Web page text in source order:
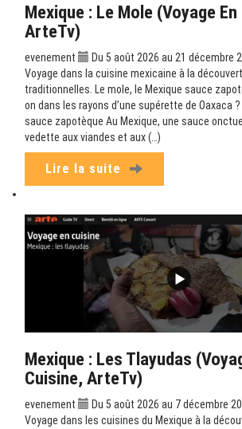
Mexique : Le Mole (Voyage
ArteTv)
evenement
Du 5 août 2026 au 21 décembre
Voyage dans la cuisine mexicaine à la
traditionnelles. Le mole, le Mexique sauce
on dans les rayons d’une supérette de Oaxaca
sauce zapotèque Au Mexique, une sauce
vedette aux viandes et aux (…)
Lire la suite
Mexique : Les Tlayudas
Cuisine, ArteTv)
evenement
Du 5 août 2026 au 7 décembre
Voyage dans les cuisines du Mexique à la